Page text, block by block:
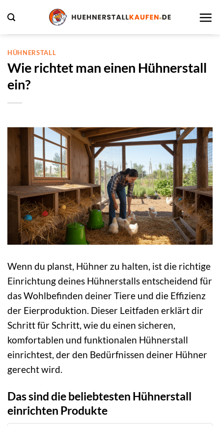
Inhalt
springen
HÜHNERSTALL
Wie richtet man einen Hühnerstall
ein?
Wenn du planst, Hühner zu halten, ist die richtige
Einrichtung deines Hühnerstalls entscheidend für
das Wohlbefinden deiner Tiere und die Effizienz
der Eierproduktion. Dieser Leitfaden erklärt dir
Schritt für Schritt, wie du einen sicheren,
komfortablen und funktionalen Hühnerstall
einrichtest, der den Bedürfnissen deiner Hühner
gerecht wird.
Das sind die beliebtesten Hühnerstall
einrichten Produkte